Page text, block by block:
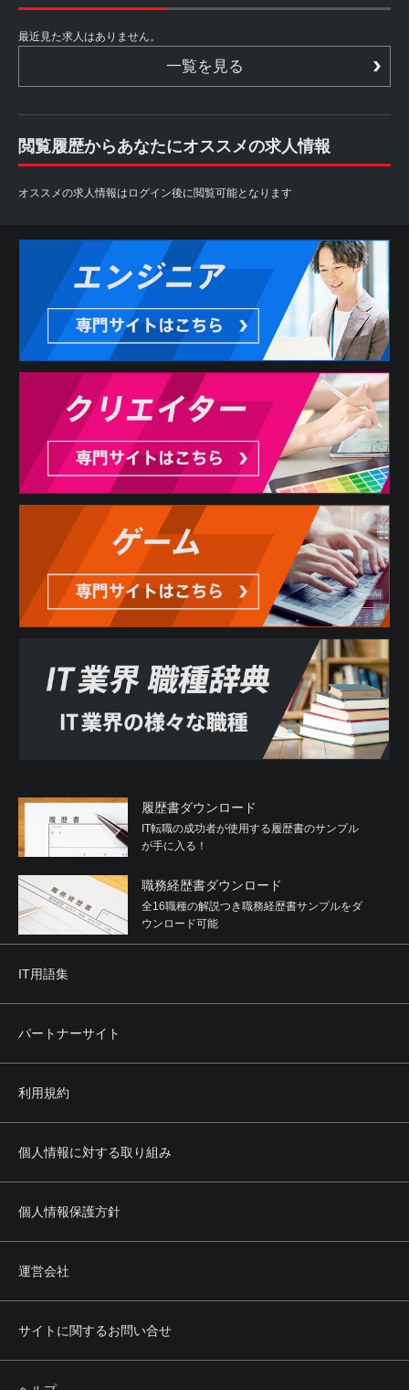
最近見た求人はありません。
一覧を見る
閲覧履歴からあなたにオススメの求人情報
オススメの求人情報はログイン後に閲覧可能となります
履歴書ダウンロード
IT転職の成功者が使用する履歴書のサンプル
が手に入る！
職務経歴書ダウンロード
全16職種の解説つき職務経歴書サンプルをダ
ウンロード可能
IT用語集
パートナーサイト
利用規約
個人情報に対する取り組み
個人情報保護方針
運営会社
サイトに関するお問い合せ